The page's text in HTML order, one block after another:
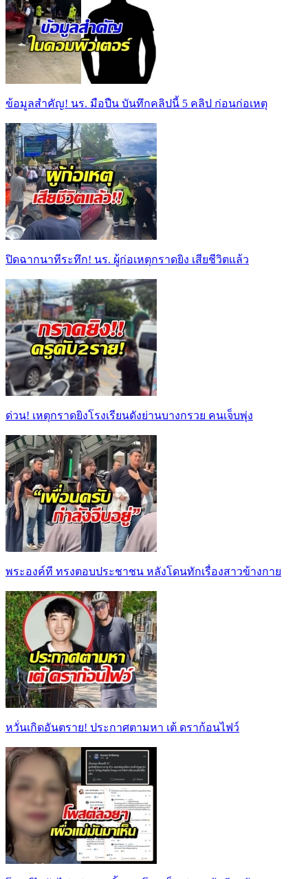
ข้อมูลสำคัญ! นร. มือปืน บันทึกคลิปนี้ 5 คลิป ก่อนก่อเหตุ
ปิดฉากนาทีระทึก! นร. ผู้ก่อเหตุกราดยิง เสียชีวิตแล้ว
ด่วน! เหตุกราดยิงโรงเรียนดังย่านบางกรวย คนเจ็บพุ่ง
พระองค์ที ทรงตอบประชาชน หลังโดนทักเรื่องสาวข้างกาย
หวั่นเกิดอันตราย! ประกาศตามหา เต้ ดราก้อนไฟว์